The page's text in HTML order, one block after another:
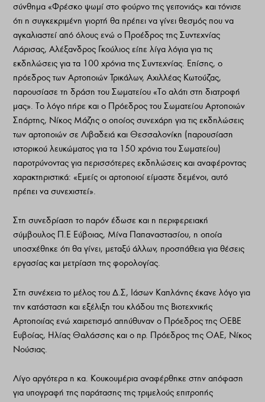
σύνθημα «Φρέσκο ψωμί στο φούρνο της γειτονιάς» και τόνισε
ότι η συγκεκριμένη γιορτή θα πρέπει να γίνει θεσμός που να
αγκαλιαστεί από όλους ενώ ο Προέδρος της Συντεχνίας
Λάρισας, Αλέξανδρος Γκούλιος είπε λίγα λόγια για τις
εκδηλώσεις για τα 100 χρόνια της Συντεχνίας. Επίσης, ο
πρόεδρος των Αρτοποιών Τρικάλων, Αχιλλέας Κωτούζας,
παρουσίασε τη δράση του Σωματείου «Το αλάτι στη διατροφή
μας». Το λόγο πήρε και ο Πρόεδρος του Σωματείου Αρτοποιών
Σπάρτης, Νίκος Μάζης ο οποίος συνεχάρη για τις εκδηλώσεις
των αρτοποιών σε Λιβαδειά και Θεσσαλονίκη (παρουσίαση
ιστορικού λευκώματος για τα 150 χρόνια του Σωματείου)
παροτρύνοντας για περισσότερες εκδηλώσεις και αναφέροντας
χαρακτηριστικά: «Εμείς οι αρτοποιοί είμαστε δεμένοι, αυτό
πρέπει να συνεχιστεί».
Στη συνεδρίαση το παρόν έδωσε και η περιφερειακή
σύμβουλος Π.Ε Εύβοιας, Μίνα Παπαναστασίου, η οποία
υποσχέθηκε ότι θα γίνει, μεταξύ άλλων, προσπάθεια για θέσεις
εργασίας και μετρίαση της φορολογίας.
Στη συνέχεια το μέλος του Δ.Σ, Ιάσων Καπλάνης έκανε λόγο για
την κατάσταση και εξέλιξη του κλάδου της Βιοτεχνικής
Αρτοποιίας ενώ χαιρετισμό απηύθυναν ο Πρόεδρος της ΟΕΒΕ
Ευβοίας, Ηλίας Θαλάσσης και ο πρ. Πρόεδρος της ΟΑΕ, Νίκος
Νούσιας.
Λίγο αργότερα η κα. Κουκουμέρια αναφέρθηκε στην απόφαση
για υπογραφή της παράτασης της τριμελούς επιτροπής